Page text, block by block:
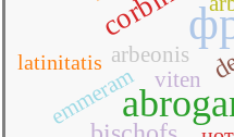
arbeonis
emmeram viten
latinitatis